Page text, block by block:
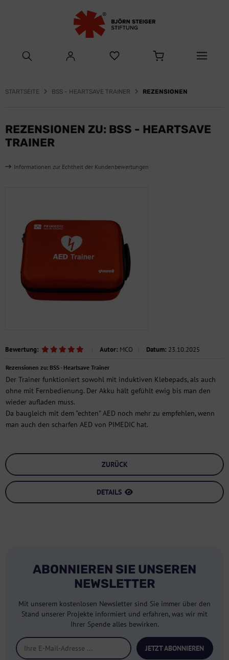
STARTSEITE BSS - HEARTSAVE TRAINER REZENSIONEN
REZENSIONEN ZU: BSS - HEARTSAVE
TRAINER
Informationen zur Echtheit der Kundenbewertungen
Bewertung: Autor: MCO Datum: 23.10.2025
Rezensionen zu: BSS - Heartsave Trainer
Der Trainer funktioniert sowohl mit induktiven Klebepads, als auch
ohne mit Fernbedienung. Der Akku hält gefühlt ewig bis man den
wieder aufladen muss.
Da baugleich mit dem "echten" AED noch mehr zu empfehlen, wenn
man auch den scharfen AED von PIMEDIC hat.
ZURÜCK
DETAILS
ABONNIEREN SIE UNSEREN
NEWSLETTER
Mit unserem kostenlosen Newsletter sind Sie immer über den
Stand unserer Projekte informiert und erfahren, was wir mit
Ihrer Spende alles bewirken.
JETZT ABONNIEREN